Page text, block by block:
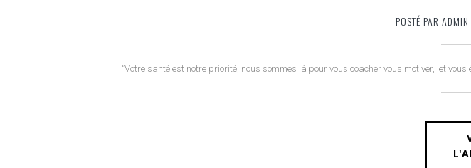
POSTÉ PAR
‘’Votre santé est notre priorité, nous sommes là pour vous coacher vous motiver, et vous